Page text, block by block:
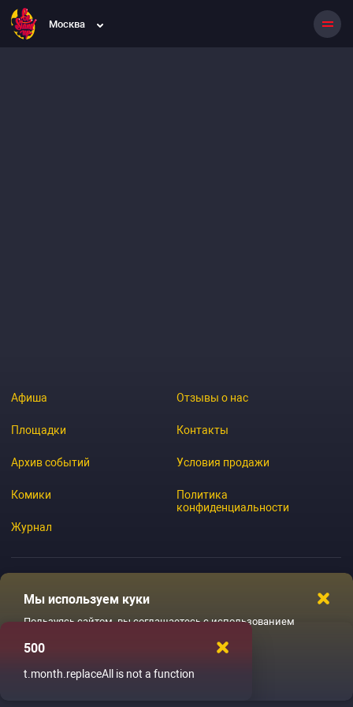
Москва
Афиша
Площадки
Архив событий
Комики
Журнал
Отзывы о нас
Контакты
Условия продажи
Политика
конфиденциальности
Мы используем куки
Пользуясь сайтом, вы соглашаетесь с использованием
Ладненько
500
t.month.replaceAll is not a function